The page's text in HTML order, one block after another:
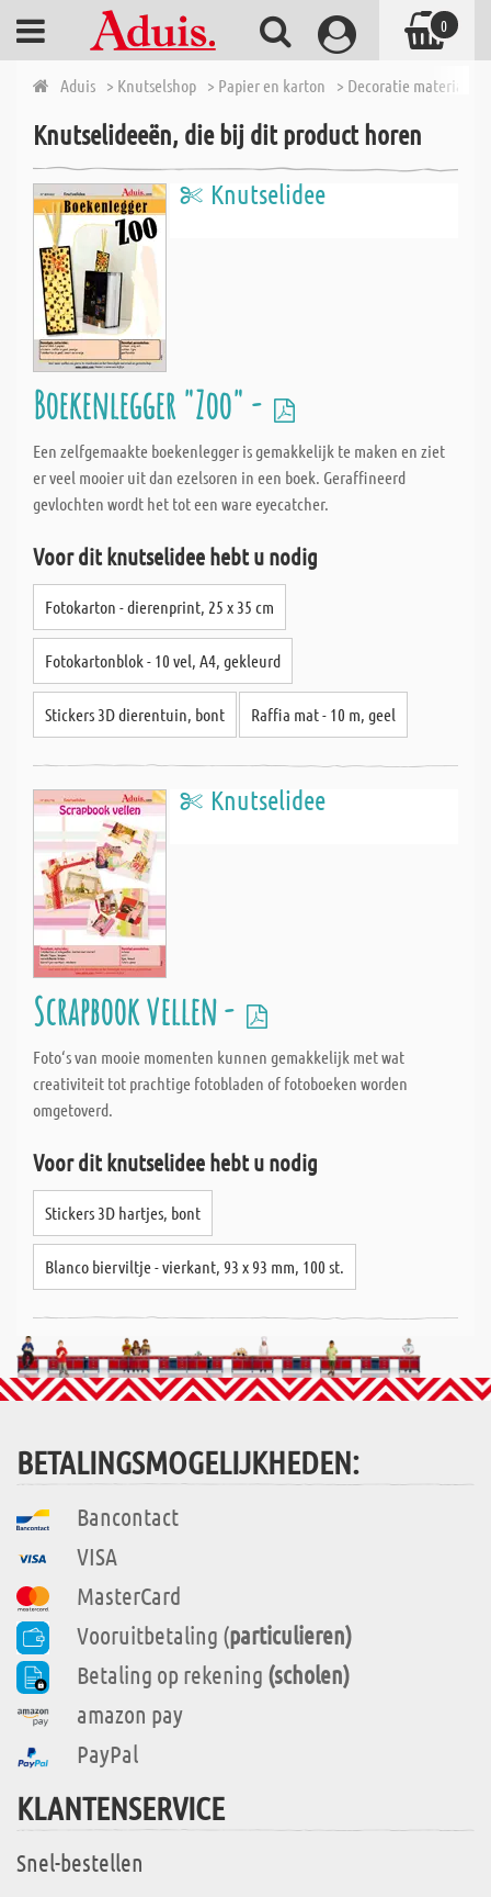
Aduis > Knutselshop > Papier en karton > Decoratie materiaal
Knutselideeën, die bij dit product horen
Knutselidee
Boekenlegger "Zoo" -
Een zelfgemaakte boekenlegger is gemakkelijk te maken en ziet
er veel mooier uit dan ezelsoren in een boek. Geraffineerd
gevlochten wordt het tot een ware eyecatcher.
Voor dit knutselidee hebt u nodig
Fotokarton - dierenprint, 25 x 35 cm
Fotokartonblok - 10 vel, A4, gekleurd
Stickers 3D dierentuin, bont Raffia mat - 10 m, geel
Knutselidee
Scrapbook vellen -
Foto‘s van mooie momenten kunnen gemakkelijk met wat
creativiteit tot prachtige fotobladen of fotoboeken worden
omgetoverd.
Voor dit knutselidee hebt u nodig
Stickers 3D hartjes, bont
Blanco bierviltje - vierkant, 93 x 93 mm, 100 st.
BETALINGSMOGELIJKHEDEN:
Bancontact
VISA
MasterCard
Vooruitbetaling (particulieren)
Betaling op rekening (scholen)
amazon pay
PayPal
KLANTENSERVICE
Snel-bestellen
0